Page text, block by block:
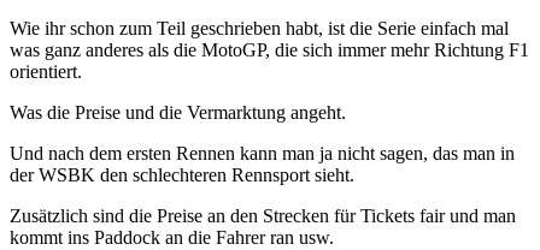
Wie ihr schon zum Teil geschrieben habt, ist die Serie einfach mal
was ganz anderes als die MotoGP, die sich immer mehr Richtung F1
orientiert.
Was die Preise und die Vermarktung angeht.
Und nach dem ersten Rennen kann man ja nicht sagen, das man in
der WSBK den schlechteren Rennsport sieht.
Zusätzlich sind die Preise an den Strecken für Tickets fair und man
kommt ins Paddock an die Fahrer ran usw.